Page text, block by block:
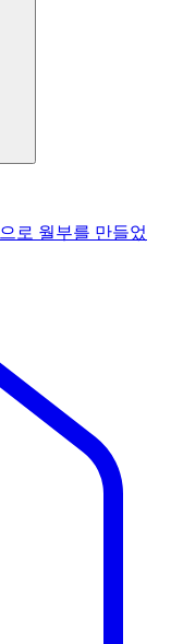
로 월부를 만들었